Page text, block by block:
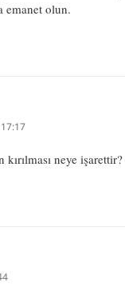
emanet olun.
neye işarettir?